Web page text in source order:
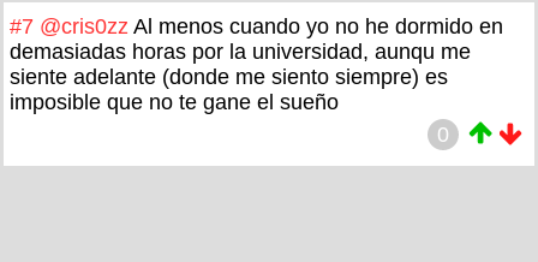
#7 @cris0zz Al menos cuando yo no he dormido en
demasiadas horas por la universidad, aunqu me
siente adelante (donde me siento siempre) es
imposible que no te gane el sueño
0